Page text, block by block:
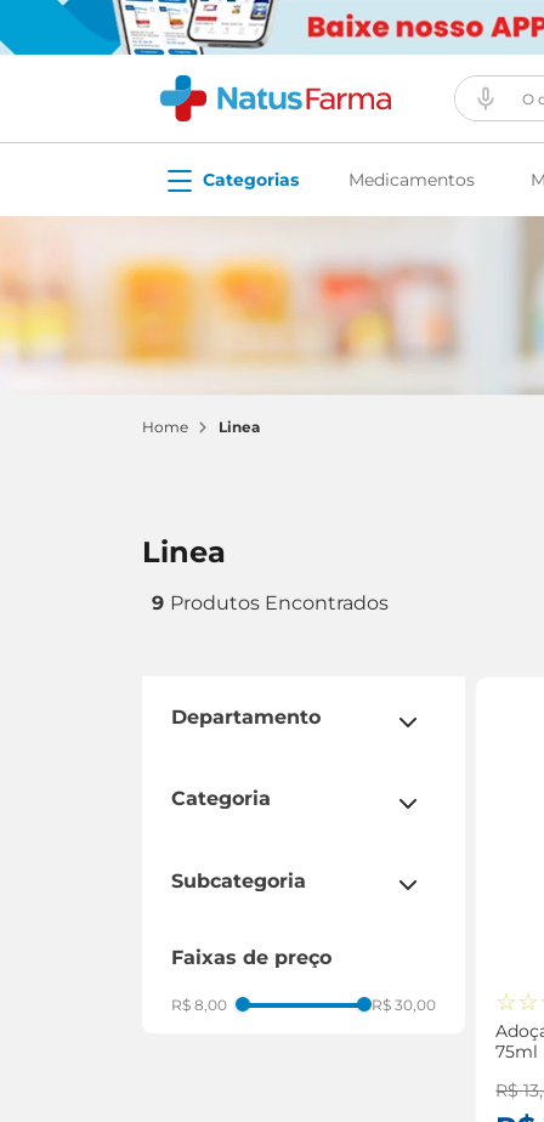
O que
Medicamentos
linea
linea
9
departamento
categoria
mercearia
subcategoria
achocolatado
faixas de preço
R$ 8,00 R$ 30,00 ☆☆
75ml
R$ 13,